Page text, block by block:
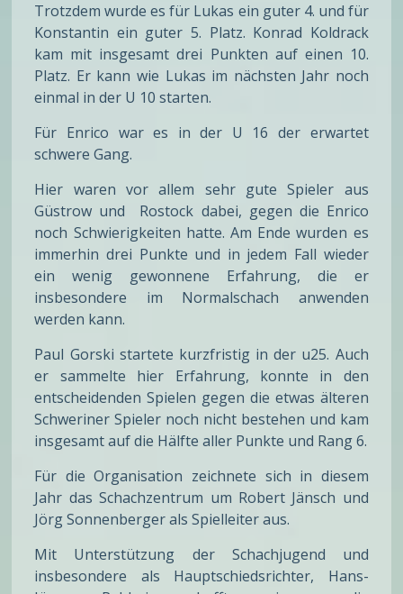
Trotzdem wurde es für Lukas ein guter 4. und für
Konstantin ein guter 5. Platz. Konrad Koldrack
kam mit insgesamt drei Punkten auf einen 10.
Platz. Er kann wie Lukas im nächsten Jahr noch
einmal in der U 10 starten.
Für Enrico war es in der U 16 der erwartet
schwere Gang.
Hier waren vor allem sehr gute Spieler aus
Güstrow und Rostock dabei, gegen die Enrico
noch Schwierigkeiten hatte. Am Ende wurden es
immerhin drei Punkte und in jedem Fall wieder
ein wenig gewonnene Erfahrung, die er
insbesondere im Normalschach anwenden
werden kann.
Paul Gorski startete kurzfristig in der u25. Auch
er sammelte hier Erfahrung, konnte in den
entscheidenden Spielen gegen die etwas älteren
Schweriner Spieler noch nicht bestehen und kam
insgesamt auf die Hälfte aller Punkte und Rang 6.
Für die Organisation zeichnete sich in diesem
Jahr das Schachzentrum um Robert Jänsch und
Jörg Sonnenberger als Spielleiter aus.
Mit Unterstützung der Schachjugend und
insbesondere als Hauptschiedsrichter, Hans-